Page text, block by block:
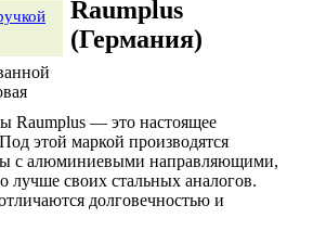
Raumplus
(Германия)
Raumplus — это настоящее
этой маркой производятся
с алюминиевыми направляющими,
лучше своих стальных аналогов.
долговечностью и